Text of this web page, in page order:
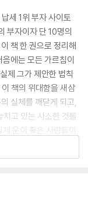
세 1위 부자 사이토
부자이자 단 10명의
책 한 권으로 정리해
에는 모든 가르침이
제 그가 제안한 법칙
책의 위대함을 새삼
실체를 깨닫게 되고,
고 있는 사소한 것들
운이 좋은 사람들이
입문에 너무 늦은
해 내 인생에 잠재되